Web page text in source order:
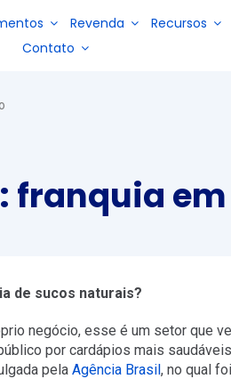
gestão de
folha de
serviços e
mão de
Revenda Recursos
Contato
franquia
de sucos naturais?
negócio, esse é um setor que
por cardápios mais
pela Agência Brasil, no qual